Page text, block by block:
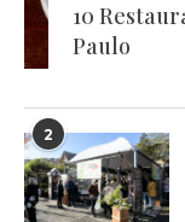
10
Paulo
2